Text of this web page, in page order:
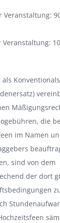
Veranstaltung:
die
im Namen
sind von dem
der dort